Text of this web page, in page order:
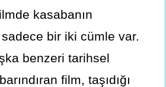
kasabanın
bir iki cümle var.
benzeri tarihsel
film, taşıdığı